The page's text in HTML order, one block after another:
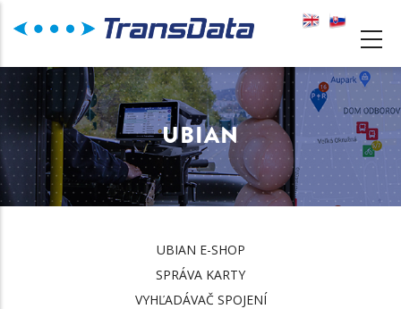
na
obsah
NAVIGATION
UBIAN
UBIAN E-SHOP
SPRÁVA KARTY
VYHĽADÁVAČ SPOJENÍ